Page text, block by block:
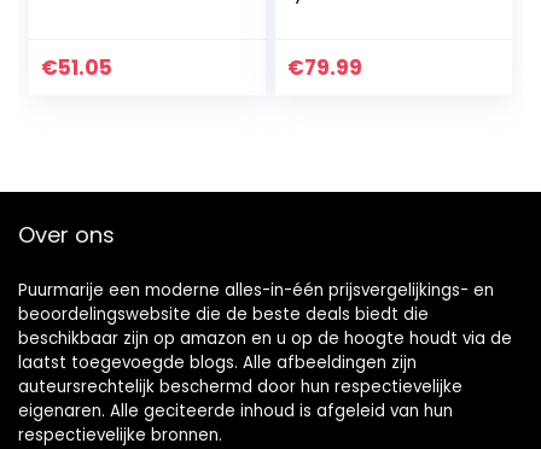
Ontharen Dames,
€51.05 €79.99
Over ons
Puurmarije een moderne alles-in-één prijsvergelijkings- en
beoordelingswebsite die de beste deals biedt die
beschikbaar zijn op amazon en u op de hoogte houdt via de
laatst toegevoegde blogs. Alle afbeeldingen zijn
auteursrechtelijk beschermd door hun respectievelijke
eigenaren. Alle geciteerde inhoud is afgeleid van hun
respectievelijke bronnen.